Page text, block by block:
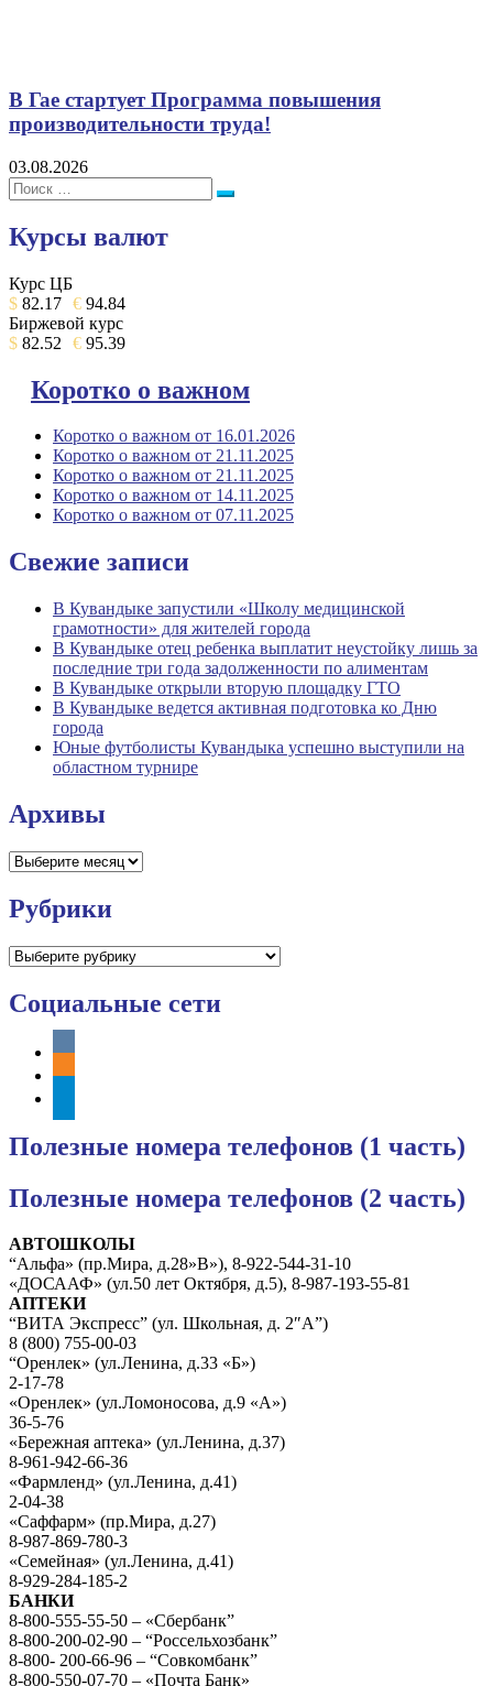
В Гае стартует Программа повышения
производительности труда!
03.08.2026
Поиск:
Поиск
Курсы валют
Курс ЦБ
$ 82.17 € 94.84
Биржевой курс
$ 82.52 € 95.39
Коротко о важном
Коротко о важном от 16.01.2026
Коротко о важном от 21.11.2025
Коротко о важном от 21.11.2025
Коротко о важном от 14.11.2025
Коротко о важном от 07.11.2025
Свежие записи
В Кувандыке запустили «Школу медицинской
грамотности» для жителей города
В Кувандыке отец ребенка выплатит неустойку лишь за
последние три года задолженности по алиментам
В Кувандыке открыли вторую площадку ГТО
В Кувандыке ведется активная подготовка ко Дню
города
Юные футболисты Кувандыка успешно выступили на
областном турнире
Архивы
Архивы
Рубрики
Рубрики
Социальные сети
vkontakte
odnoklassniki
Полезные номера телефонов (1 часть)
Полезные номера телефонов (2 часть)
АВТОШКОЛЫ
“Альфа» (пр.Мира, д.28»В»), 8-922-544-31-10
«ДОСААФ» (ул.50 лет Октября, д.5), 8-987-193-55-81
АПТЕКИ
“ВИТА Экспресс” (ул. Школьная, д. 2″А”)
8 (800) 755-00-03
“Оренлек» (ул.Ленина, д.33 «Б»)
2-17-78
«Оренлек» (ул.Ломоносова, д.9 «А»)
36-5-76
«Бережная аптека» (ул.Ленина, д.37)
8-961-942-66-36
«Фармленд» (ул.Ленина, д.41)
2-04-38
«Саффарм» (пр.Мира, д.27)
8-987-869-780-3
«Семейная» (ул.Ленина, д.41)
8-929-284-185-2
БАНКИ
8-800-555-55-50 – «Сбербанк”
8-800-200-02-90 – “Россельхозбанк”
8-800- 200-66-96 – “Совкомбанк”
8-800-550-07-70 – «Почта Банк»